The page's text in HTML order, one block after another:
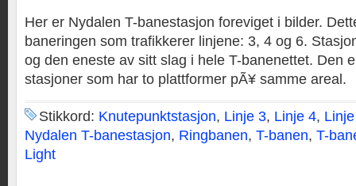
Her er Nydalen T-banestasjon foreviget i bilder.
baneringen som trafikkerer linjene: 3, 4 og 6.
og den eneste av sitt slag i hele T-banenettet. Den
stasjoner som har to plattformer pÃ¥ samme areal.
Stikkord: Knutepunktstasjon, Linje 3, Linje 4,
Nydalen T-banestasjon, Ringbanen, T-banen, T-
Light